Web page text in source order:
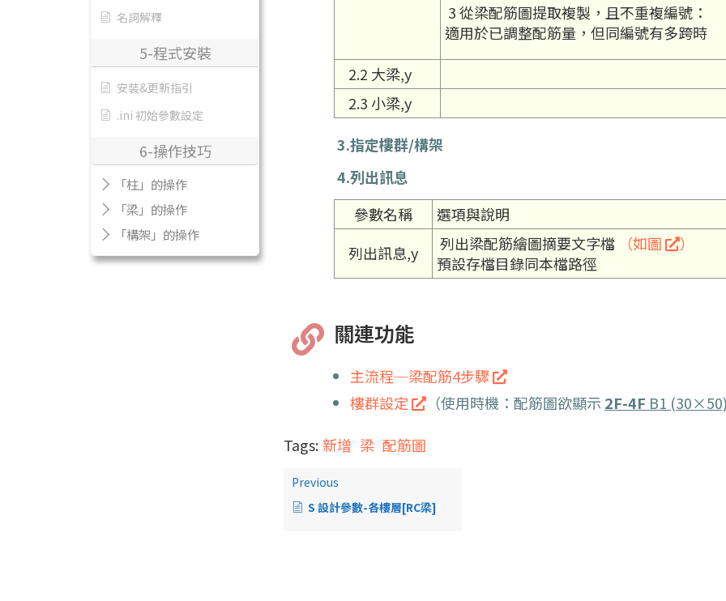
名詞解釋
5-程式安裝
安裝&更新指引
.ini 初始參數設定
6-操作技巧
「柱」的操作
「梁」的操作
「構架」的操作
3 從梁配筋圖提取複製，且不重複編號：
適用於已調整配筋量，但同編號有多跨時
2.2 大梁,y
2.3 小梁,y
3.指定樓群/構架
4.列出訊息
參數名稱
選項與說明
列出訊息,y
列出梁配筋繪圖摘要文字檔 （如圖
）
預設存檔目錄同本檔路徑
關連功能
主流程─梁配筋4步驟
樓群設定
（使用時機：配筋圖欲顯示 2F-4F B1
Tags:新增 梁 配筋圖
Previous
S 設計參數-各樓層[RC梁]